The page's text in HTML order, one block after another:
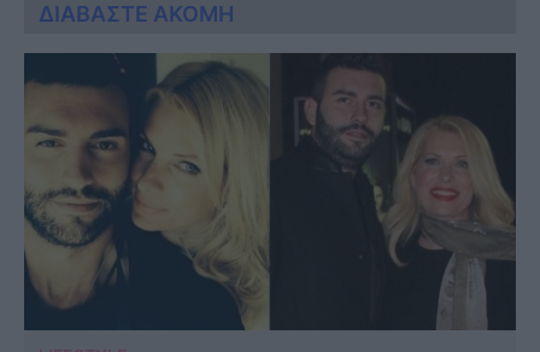
ΔΙΑΒΑΣΤΕ ΑΚΟΜΗ